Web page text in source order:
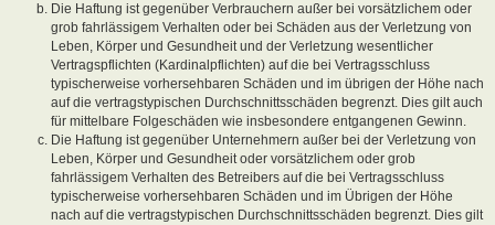
Die Haftung ist gegenüber Verbrauchern außer bei vorsätzlichem oder
grob fahrlässigem Verhalten oder bei Schäden aus der Verletzung von
Leben, Körper und Gesundheit und der Verletzung wesentlicher
Vertragspflichten (Kardinalpflichten) auf die bei Vertragsschluss
typischerweise vorhersehbaren Schäden und im übrigen der Höhe nach
auf die vertragstypischen Durchschnittsschäden begrenzt. Dies gilt auch
für mittelbare Folgeschäden wie insbesondere entgangenen Gewinn.
Die Haftung ist gegenüber Unternehmern außer bei der Verletzung von
Leben, Körper und Gesundheit oder vorsätzlichem oder grob
fahrlässigem Verhalten des Betreibers auf die bei Vertragsschluss
typischerweise vorhersehbaren Schäden und im Übrigen der Höhe
nach auf die vertragstypischen Durchschnittsschäden begrenzt. Dies gilt